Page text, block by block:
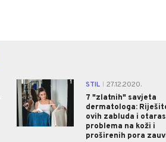
1 STIL
27.12.2020.
7 "zlatnih" savjeta
dermatologa:
ovih zabluda i
problema na koži i
proširenih pora